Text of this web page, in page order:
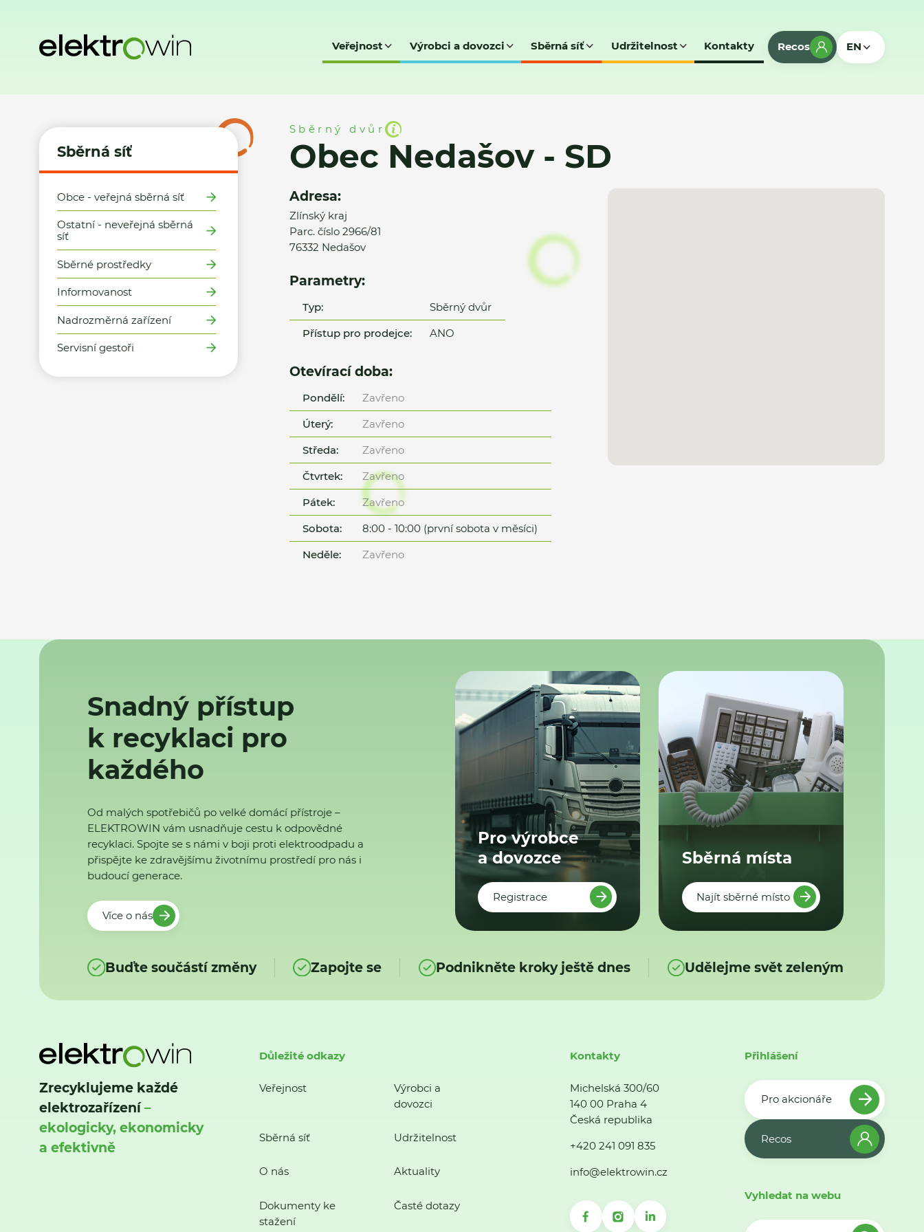
Veřejnost Výrobci a dovozci Sběrná síť Udržitelnost Kontakty Recos EN
Sběrná síť
Obce - veřejná sběrná síť
Ostatní - neveřejná sběrná
síť
Sběrné prostředky
Informovanost
Nadrozměrná zařízení
Servisní gestoři
Sběrný dvůr
Obec Nedašov - SD
Adresa:
Zlínský kraj
Parc. číslo 2966/81
76332 Nedašov
Parametry:
Typ:
Sběrný dvůr
Přístup pro prodejce:
ANO
Otevírací doba:
Pondělí:
Zavřeno
Úterý:
Zavřeno
Středa:
Zavřeno
Čtvrtek:
Zavřeno
Pátek:
Zavřeno
Sobota:
8:00 - 10:00 (první sobota v měsíci)
Neděle:
Zavřeno
Snadný přístup
k recyklaci pro
každého
Od malých spotřebičů po velké domácí přístroje –
ELEKTROWIN vám usnadňuje cestu k odpovědné
recyklaci. Spojte se s námi v boji proti elektroodpadu a
přispějte ke zdravějšímu životnímu prostředí pro nás i
budoucí generace.
Více o nás
Pro výrobce
a dovozce
Registrace
Sběrná místa
Najít sběrné místo
Buďte součástí změny Zapojte se Podnikněte kroky ještě dnes Udělejme svět zeleným
Zrecyklujeme každé
elektrozařízení–
ekologicky, ekonomicky
a efektivně
Důležité odkazy
Veřejnost
Výrobci a
dovozci
Sběrná síť Udržitelnost
O nás Aktuality
Dokumenty ke
stažení
Časté dotazy
Kontakty
Michelská 300/60
140 00 Praha 4
Česká republika
+420 241 091 835
info@elektrowin.cz
Přihlášení
Pro akcionáře
Recos
Vyhledat na webu